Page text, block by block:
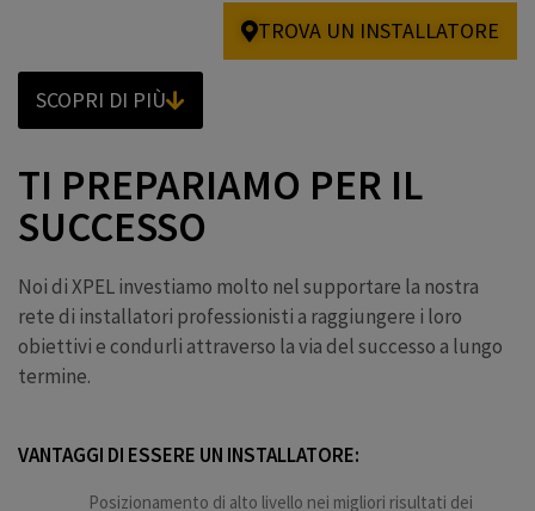
TROVA UN INSTALLATORE
SCOPRI DI PIÙ
TI PREPARIAMO PER IL
SUCCESSO
Noi di XPEL investiamo molto nel supportare la nostra
rete di installatori professionisti a raggiungere i loro
obiettivi e condurli attraverso la via del successo a lungo
termine.
VANTAGGI DI ESSERE UN INSTALLATORE:
Posizionamento di alto livello nei migliori risultati dei